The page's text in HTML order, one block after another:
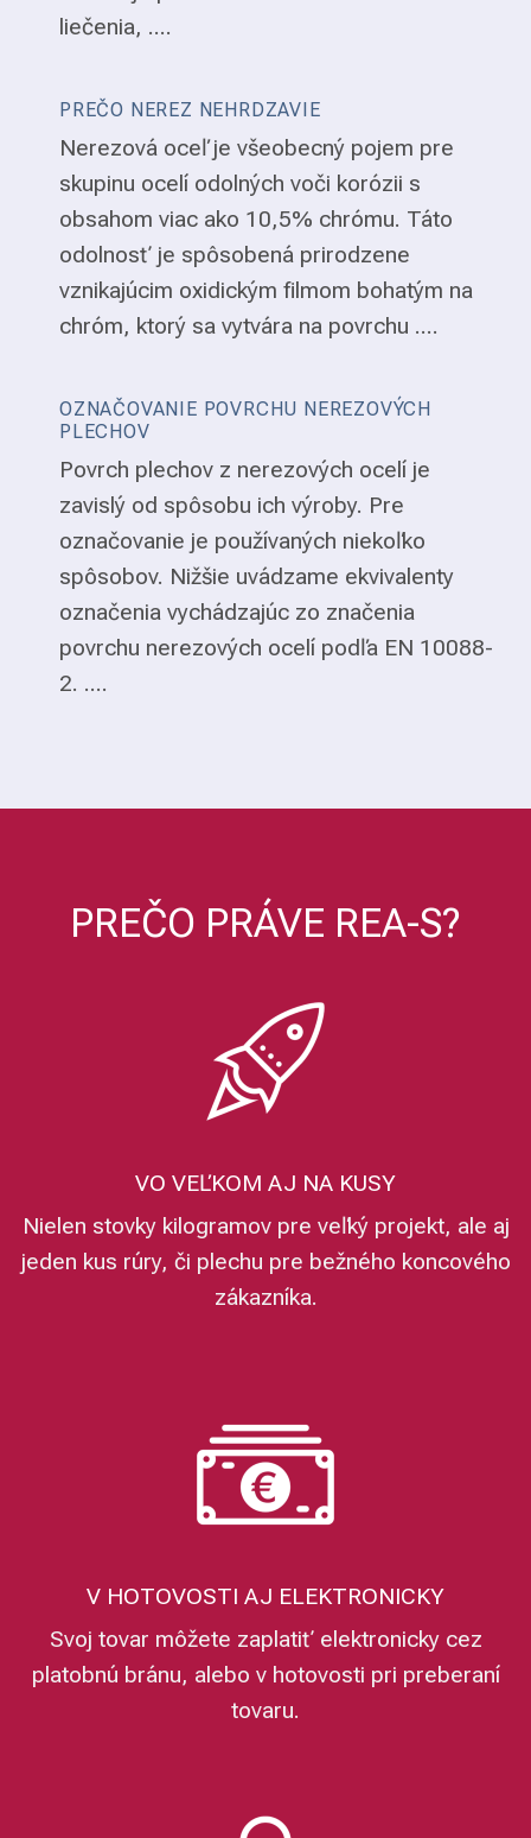
liečenia, ....
PREČO NEREZ NEHRDZAVIE
Nerezová oceľ je všeobecný pojem pre
skupinu ocelí odolných voči korózii s
obsahom viac ako 10,5% chrómu. Táto
odolnosť je spôsobená prirodzene
vznikajúcim oxidickým filmom bohatým na
chróm, ktorý sa vytvára na povrchu ....
OZNAČOVANIE POVRCHU NEREZOVÝCH
PLECHOV
Povrch plechov z nerezových ocelí je
zavislý od spôsobu ich výroby. Pre
označovanie je používaných niekoľko
spôsobov. Nižšie uvádzame ekvivalenty
označenia vychádzajúc zo značenia
povrchu nerezových ocelí podľa EN 10088-
2. ....
PREČO PRÁVE REA-S?
VO VEĽKOM AJ NA KUSY
Nielen stovky kilogramov pre veľký projekt, ale aj
jeden kus rúry, či plechu pre bežného koncového
zákazníka.
V HOTOVOSTI AJ ELEKTRONICKY
Svoj tovar môžete zaplatiť elektronicky cez
platobnú bránu, alebo v hotovosti pri preberaní
tovaru.